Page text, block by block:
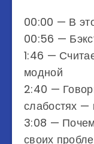
00:00​​​​​ — В
00:56​​​​​ —
1:46​​​​​ —
модной
2:40​​ —
слабостях —
3:08​​​​​ —
своих